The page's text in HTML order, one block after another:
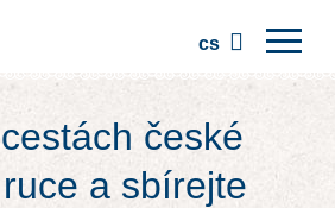
cs
české
a sbírejte